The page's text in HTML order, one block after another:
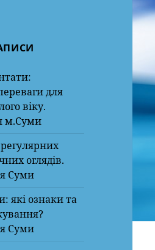
для
віку.
м.Суми
оглядів.
Суми
які ознаки та
Суми